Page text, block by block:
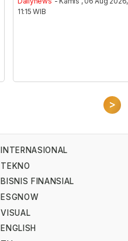
11:15 WIB
>
INTERNASIONAL
TEKNO
BISNIS FINANSIAL
ESGNOW
VISUAL
ENGLISH